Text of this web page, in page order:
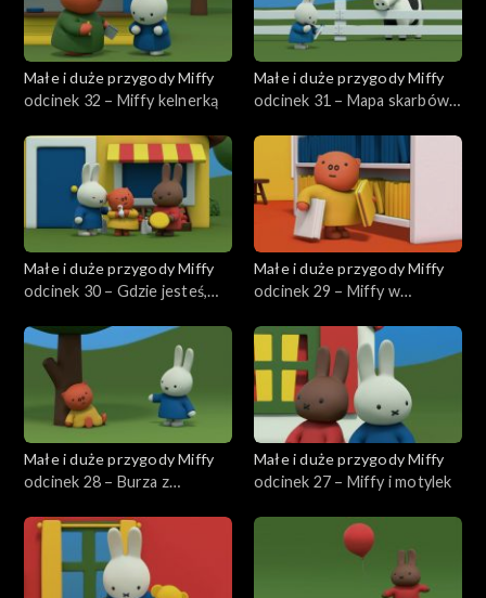
Małe i duże przygody Miffy
odcinek 32 – Miffy kelnerką
Małe i duże przygody Miffy
odcinek 31 – Mapa skarbów
Małe i duże przygody Miffy
odcinek 30 – Gdzie jesteś,
Małe i duże przygody Miffy
odcinek 29 – Miffy w
Małe i duże przygody Miffy
odcinek 28 – Burza z
Małe i duże przygody Miffy
odcinek 27 – Miffy i motylek